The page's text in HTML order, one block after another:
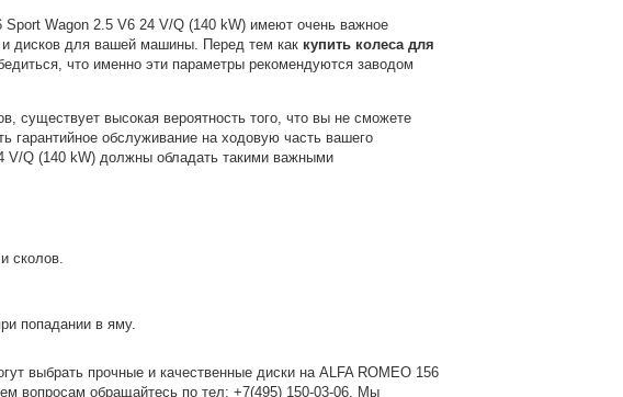
Wagon 2.5 V6 24 V/Q (140 kW) имеют очень важное
и дисков для вашей машины. Перед тем как купить колеса для
что именно эти параметры рекомендуются заводом
существует высокая вероятность того, что вы не сможете
гарантийное обслуживание на ходовую часть вашего
V/Q (140 kW) должны обладать такими важными
сколов.
попадании в яму.
выбрать прочные и качественные диски на ALFA ROMEO 156
вопросам обращайтесь по тел: +7(495) 150-03-06. Мы